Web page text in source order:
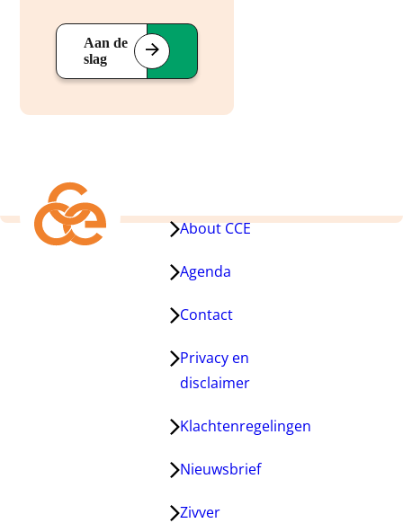
Aan de
slag
About CCE
Agenda
Contact
Privacy en
disclaimer
Klachtenregelingen
Nieuwsbrief
Zivver